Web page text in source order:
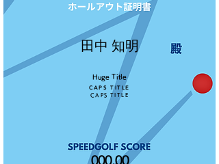
田中 知明
Huge Title
CAPS TITLE
CAPS TITLE
000.00